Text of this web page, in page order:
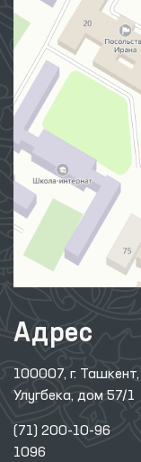
Адрес
100007, г.
Улугбека, дом 57/1
(71) 200-10-96
1096